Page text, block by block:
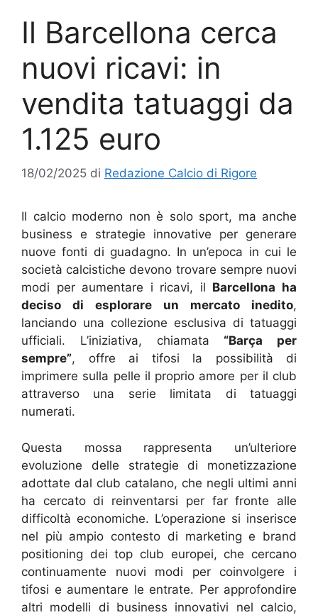
Il Barcellona cerca
nuovi ricavi: in
vendita tatuaggi da
1.125 euro
18/02/2025 di Redazione Calcio di Rigore
Il calcio moderno non è solo sport, ma anche
business e strategie innovative per generare
nuove fonti di guadagno. In un’epoca in cui le
società calcistiche devono trovare sempre nuovi
modi per aumentare i ricavi, il Barcellona ha
deciso di esplorare un mercato inedito,
lanciando una collezione esclusiva di tatuaggi
ufficiali. L’iniziativa, chiamata “Barça per
sempre”, offre ai tifosi la possibilità di
imprimere sulla pelle il proprio amore per il club
attraverso una serie limitata di tatuaggi
numerati.
Questa mossa rappresenta un’ulteriore
evoluzione delle strategie di monetizzazione
adottate dal club catalano, che negli ultimi anni
ha cercato di reinventarsi per far fronte alle
difficoltà economiche. L’operazione si inserisce
nel più ampio contesto di marketing e brand
positioning dei top club europei, che cercano
continuamente nuovi modi per coinvolgere i
tifosi e aumentare le entrate. Per approfondire
altri modelli di business innovativi nel calcio,